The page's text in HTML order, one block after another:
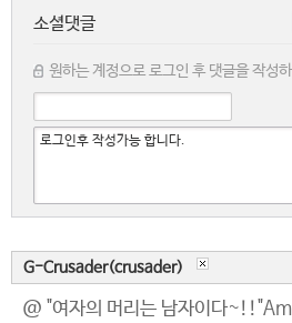
소셜댓글
원하는 계정으로 로그인 후 댓글을 작성
G-Crusader(crusader)
@ "여자의 머리는 남자이다